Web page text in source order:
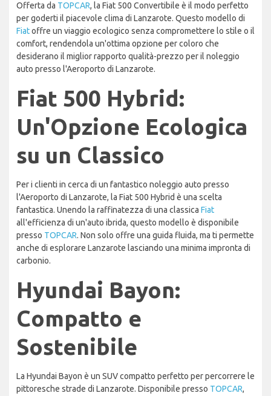
Offerta da TOPCAR, la Fiat 500 Convertibile è il modo perfetto
per goderti il piacevole clima di Lanzarote. Questo modello di
Fiatoffre un viaggio ecologico senza compromettere lo stile o il
comfort, rendendola un'ottima opzione per coloro che
desiderano il miglior rapporto qualità-prezzo per il noleggio
auto presso l'Aeroporto di Lanzarote.
Fiat 500 Hybrid:
Un'Opzione Ecologica
su un Classico
Per i clienti in cerca di un fantastico noleggio auto presso
l'Aeroporto di Lanzarote, la Fiat 500 Hybrid è una scelta
fantastica. Unendo la raffinatezza di una classica Fiat
all'efficienza di un'auto ibrida, questo modello è disponibile
presso TOPCAR. Non solo offre una guida fluida, ma ti permette
anche di esplorare Lanzarote lasciando una minima impronta di
carbonio.
Hyundai Bayon:
Compatto e
Sostenibile
La Hyundai Bayon è un SUV compatto perfetto per percorrere le
pittoresche strade di Lanzarote. Disponibile presso TOPCAR,